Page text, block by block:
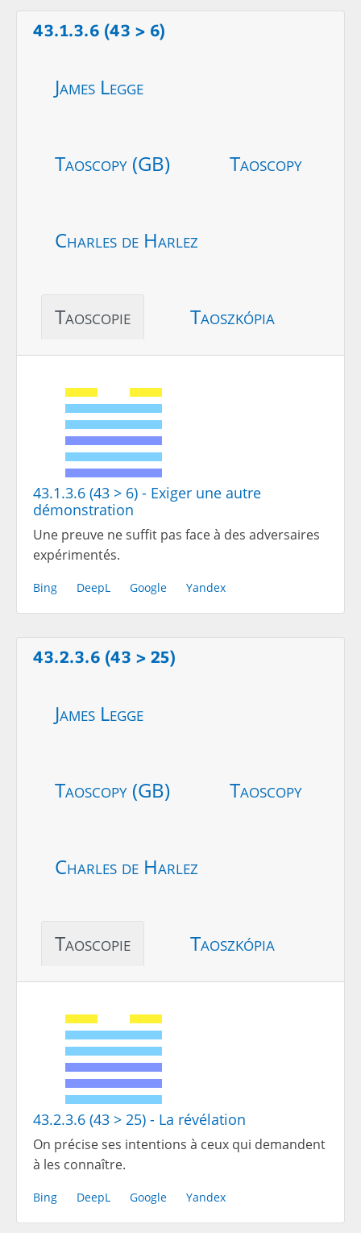
43.1.3.6 (43 > 6)
James Legge
Taoscopy (GB) Taoscopy
Charles de Harlez
Taoscopie Taoszkópia
43.1.3.6 (43 > 6) - Exiger une autre
démonstration
Une preuve ne suffit pas face à des adversaires
expérimentés.
Bing DeepL Google Yandex
43.2.3.6 (43 > 25)
James Legge
Taoscopy (GB) Taoscopy
Charles de Harlez
Taoscopie Taoszkópia
43.2.3.6 (43 > 25) - La révélation
On précise ses intentions à ceux qui demandent
à les connaître.
Bing DeepL Google Yandex